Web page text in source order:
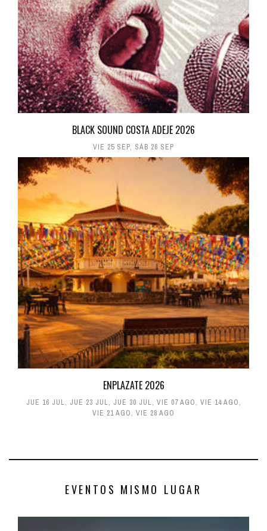
BLACK SOUND COSTA ADEJE 2026
VIE 25 SEP, SÁB 26 SEP
ENPLAZATE 2026
JUE 16 JUL, JUE 23 JUL, JUE 30 JUL, VIE 07 AGO, VIE 14 AGO,
VIE 21 AGO, VIE 28 AGO
EVENTOS MISMO LUGAR